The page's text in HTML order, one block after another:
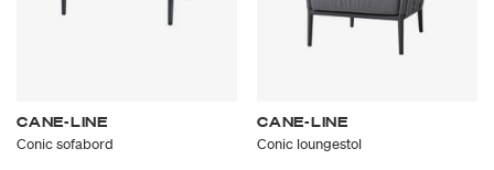
CANE-LINE
Conic sofabord
CANE-LINE
Conic loungestol